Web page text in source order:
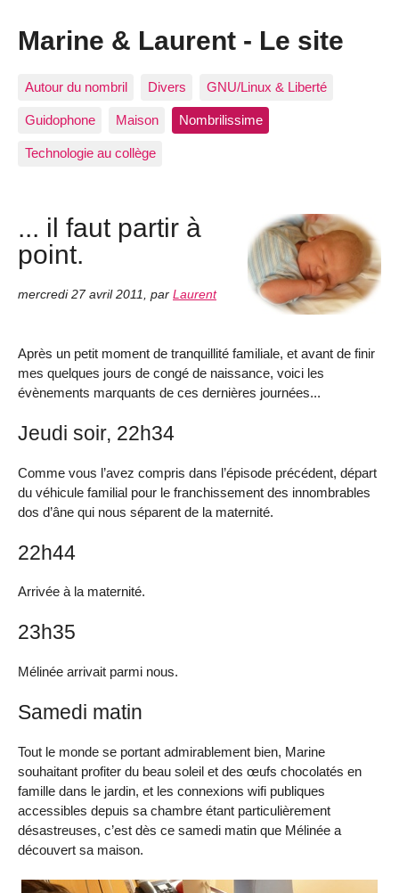
Marine & Laurent - Le site
Autour du nombril Divers GNU/Linux & Liberté
Guidophone Maison Nombrilissime
Technologie au collège
... il faut partir à
point.
mercredi 27 avril 2011 par Laurent
Après un petit moment de tranquillité familiale, et avant de finir
mes quelques jours de congé de naissance, voici les
évènements marquants de ces dernières journées...
Jeudi soir, 22h34
Comme vous l’avez compris dans l’épisode précédent, départ
du véhicule familial pour le franchissement des innombrables
dos d’âne qui nous séparent de la maternité.
22h44
Arrivée à la maternité.
23h35
Mélinée arrivait parmi nous.
Samedi matin
Tout le monde se portant admirablement bien, Marine
souhaitant profiter du beau soleil et des œufs chocolatés en
famille dans le jardin, et les connexions wifi publiques
accessibles depuis sa chambre étant particulièrement
désastreuses, c’est dès ce samedi matin que Mélinée a
découvert sa maison.